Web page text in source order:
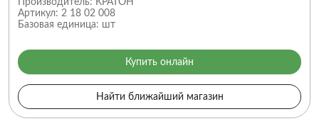
Производитель: КРАТОН
Артикул: 2 18 02 008
Базовая единица: шт
Купить онлайн
Найти ближайший магазин